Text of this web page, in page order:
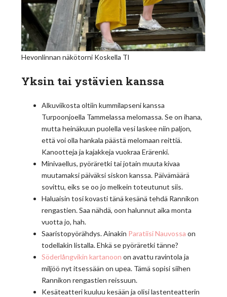
Hevonlinnan näkötorni Koskella Tl
Yksin tai ystävien kanssa
Alkuviikosta oltiin kummilapseni kanssa
Turpoonjoella Tammelassa melomassa. Se on ihana,
mutta heinäkuun puolella vesi laskee niin paljon,
että voi olla hankala päästä melomaan reittiä.
Kanootteja ja kajakkeja vuokraa Erärenki.
Minivaellus, pyöräretki tai jotain muuta kivaa
muutamaksi päiväksi siskon kanssa. Päivämäärä
sovittu, eiks se oo jo melkein toteutunut siis.
Haluaisin tosi kovasti tänä kesänä tehdä Rannikon
rengastien. Saa nähdä, oon halunnut aika monta
vuotta jo, hah.
Saaristopyörähdys. Ainakin Paratiisi Nauvossa on
todellakin listalla. Ehkä se pyöräretki tänne?
Söderlångvikin kartanoon on avattu ravintola ja
miljöö nyt itsessään on upea. Tämä sopisi siihen
Rannikon rengastien reissuun.
Kesäteatteri kuuluu kesään ja olisi lastenteatterin